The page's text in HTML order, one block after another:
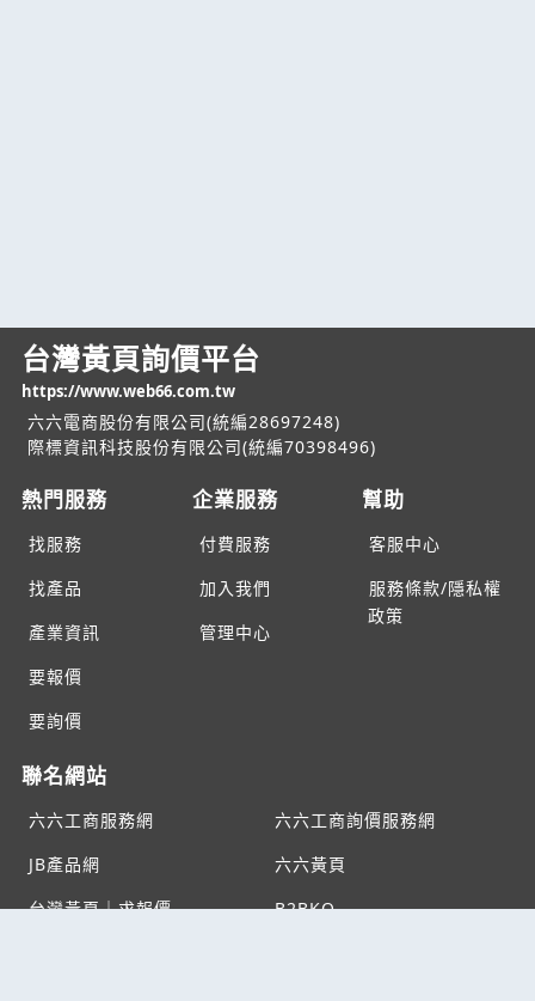
台灣黃頁詢價平台
https://www.web66.com.tw
六六電商股份有限公司(統編28697248)
際標資訊科技股份有限公司(統編70398496)
熱門服務
找服務
找產品
產業資訊
要報價
要詢價
企業服務
付費服務
加入我們
管理中心
幫助
客服中心
服務條款/隱私權
政策
聯名網站
六六工商服務網
六六工商詢價服務網
JB產品網
六六黃頁
台灣黃頁｜求報價
B2BKO